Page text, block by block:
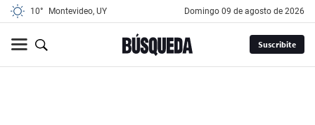
10° Montevideo, UY domingo 09 de agosto de 2026
Suscribite